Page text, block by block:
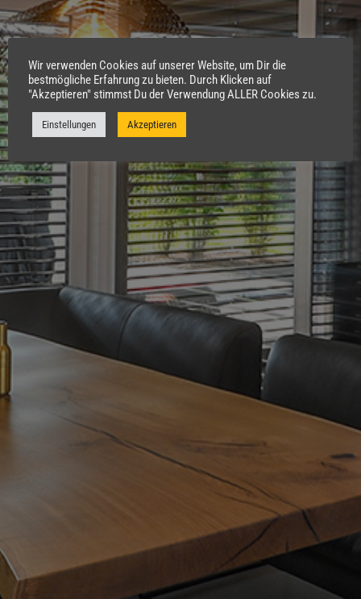
Wir verwenden Cookies auf unserer Website, um Dir die
bestmögliche Erfahrung zu bieten. Durch Klicken auf
"Akzeptieren" stimmst Du der Verwendung ALLER Cookies zu.
Einstellungen Akzeptieren